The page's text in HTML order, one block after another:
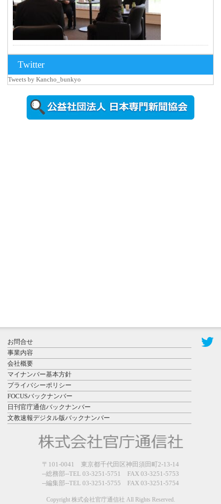
ォトスポッ
ト （8...
県警等と大
規模災害時
連携協定を
締結し...
2026年7月27
日更新
政経学部の
来春開設決
定を祝...
Twitter
Tweets by Kancho_bunkyo
お問合せ
事業内容
会社概要
マイナンバー基本方針
プライバシーポリシー
FOCUSバックナンバー
日刊官庁通信バックナンバー
文教速報デジタル版バックナンバー
〒101-0041 東京都千代田区神田須田町2-13-14
--総務部--TEL 03-3251-5751 FAX 03-3251-5753
--編集部--TEL 03-3251-5755 FAX 03-3251-5754
Copyright 株式会社官庁通信社 All Rights Reserved.